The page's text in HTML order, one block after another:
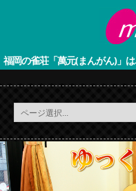
福岡の雀荘「萬元(まんがん)」